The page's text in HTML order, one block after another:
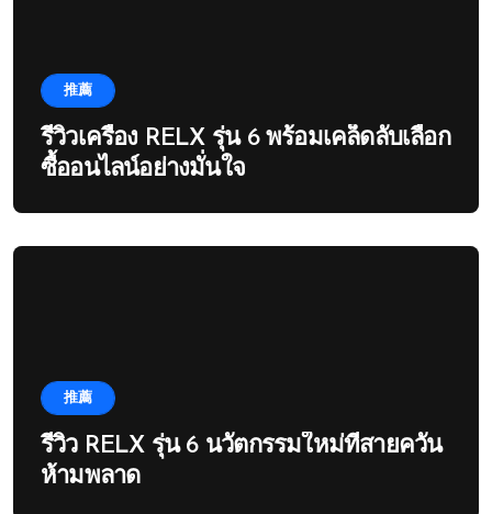
推薦
รีวิวเครื่อง RELX รุ่น 6 พร้อมเคล็ดลับเลือก
ซื้ออนไลน์อย่างมั่นใจ
推薦
รีวิว RELX รุ่น 6 นวัตกรรมใหม่ที่สายควัน
ห้ามพลาด